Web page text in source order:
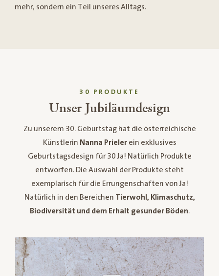
mehr, sondern ein Teil unseres Alltags.
30 PRODUKTE
Unser Jubiläumdesign
Zu unserem 30. Geburtstag hat die österreichische
Künstlerin Nanna Prielerein exklusives
Geburtstagsdesign für 30 Ja! Natürlich Produkte
entworfen. Die Auswahl der Produkte steht
exemplarisch für die Errungenschaften von Ja!
Natürlich in den Bereichen Tierwohl, Klimaschutz,
Biodiversität und dem Erhalt gesunder Böden.